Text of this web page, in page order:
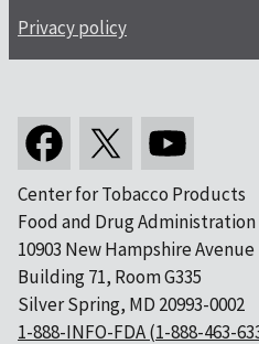
Privacy policy
Center for Tobacco Products
Food and Drug Administration
10903 New Hampshire Avenue
Building 71, Room G335
Silver Spring, MD 20993-0002
1-888-INFO-FDA (1-888-463-